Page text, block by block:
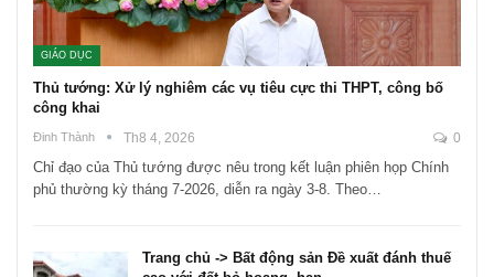
GIÁO DỤC
Thủ tướng: Xử lý nghiêm các vụ tiêu cực thi THPT, công bố
công khai
Đinh Thành Th8 4, 2026 0
Chỉ đạo của Thủ tướng được nêu trong kết luận phiên họp Chính
phủ thường kỳ tháng 7-2026, diễn ra ngày 3-8. Theo…
Trang chủ -> Bất động sản Đề xuất đánh thuế